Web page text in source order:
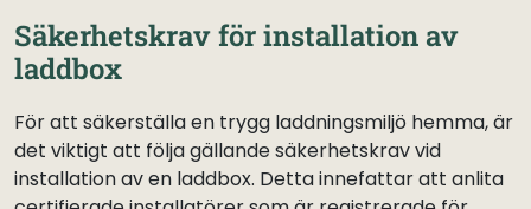
Säkerhetskrav för installation av
laddbox
För att säkerställa en trygg laddningsmiljö hemma, är
det viktigt att följa gällande säkerhetskrav vid
installation av en laddbox. Detta innefattar att anlita